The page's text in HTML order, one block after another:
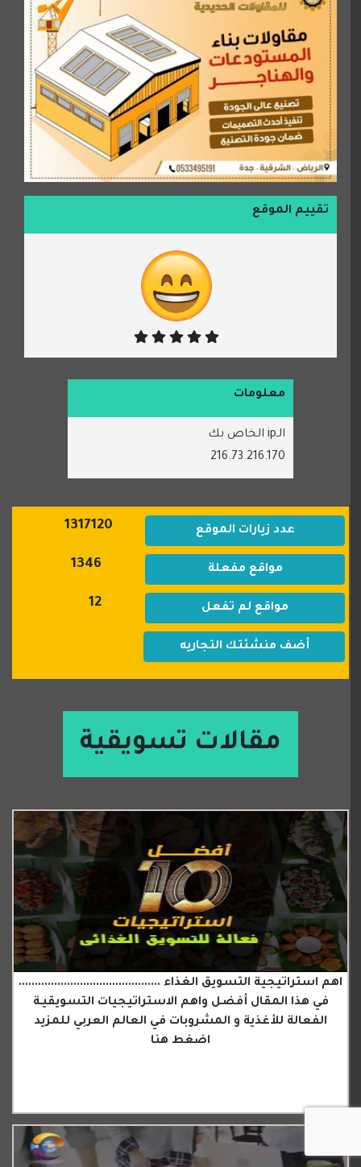
تقييم الموقع
معلومات
الـip الخاص بك
216.73.216.170
عدد زيارات الموقع 1317120
مواقع مفعلة 1346
مواقع لم تفعل 12
أضف منشئتك التجاريه
مقالات تسويقية
اهم استراتيجية التسويق الغذاء ............................................
في هذا المقال أفضل واهم الاستراتيجيات التسويقيـة
الفعالة للأغذية و المشروبات في العالم العربي للمزيد
اضغط هنا